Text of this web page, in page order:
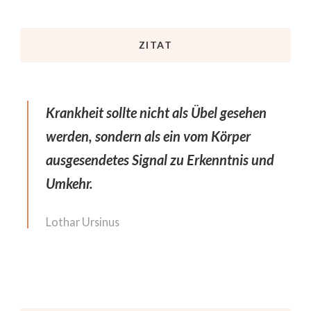
ZITAT
Krankheit sollte nicht als Übel gesehen
werden, sondern als ein vom Körper
ausgesendetes Signal zu Erkenntnis und
Umkehr.
Lothar Ursinus